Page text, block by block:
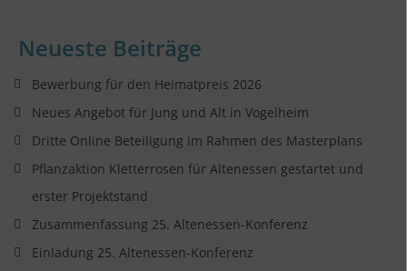
Neueste Beiträge
Bewerbung für den Heimatpreis 2026
Neues Angebot für Jung und Alt in Vogelheim
Dritte Online Beteiligung im Rahmen des Masterplans
Pflanzaktion Kletterrosen für Altenessen gestartet und
erster Projektstand
Zusammenfassung 25. Altenessen-Konferenz
Einladung 25. Altenessen-Konferenz